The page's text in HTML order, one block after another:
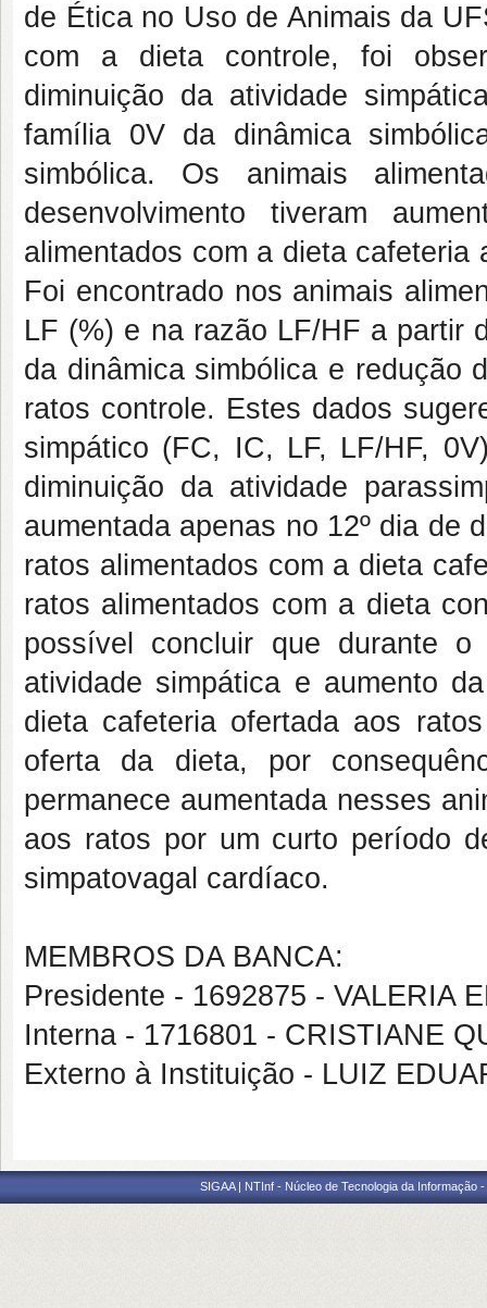
de Ética no Uso de Animais da
com a dieta controle, foi
diminuição da atividade
família 0V da dinâmica
simbólica. Os animais
desenvolvimento tiveram
alimentados com a dieta
Foi encontrado nos animais
LF (%) e na razão LF/HF a partir
da dinâmica simbólica e redução
ratos controle. Estes dados
simpático (FC, IC, LF, LF/HF,
diminuição da atividade
aumentada apenas no 12º dia de
ratos alimentados com a dieta
ratos alimentados com a dieta
possível concluir que durante
atividade simpática e aumento
dieta cafeteria ofertada aos
oferta da dieta, por
permanece aumentada nesses
aos ratos por um curto período
simpatovagal cardíaco.
MEMBROS DA BANCA:
Presidente - 1692875 - VALERIA
Interna - 1716801 - CRISTIANE
Externo à Instituição - LUIZ
SIGAA | NTInf - Núcleo de Tecnologia da